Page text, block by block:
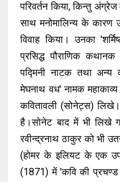
परिवर्तन किया, किन्तु
साथ मनोमालिन्य के कारण
विवाह किया। उनका
प्रसिद्ध पौराणिक
पद्मिनी नाटक तथा
मेघनाथ वध' नामक
कवितावली (सोनेट्स)
है।सोनेट बाद में भी
रवीन्द्रनाथ ठाकुर को भी
(होमर के इलियट के एक
(1871) में 'कवि की प्रचण्ड